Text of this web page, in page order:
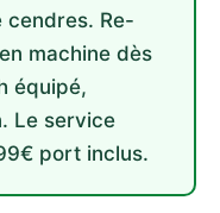
cendres. Re-
machine dès
équipé,
Le service
port inclus.